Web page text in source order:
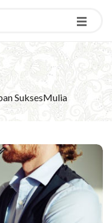
SuksesMulia